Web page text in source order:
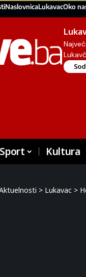
NaslovnicaLukavacOko
Sport Kultura
> Lukavac >